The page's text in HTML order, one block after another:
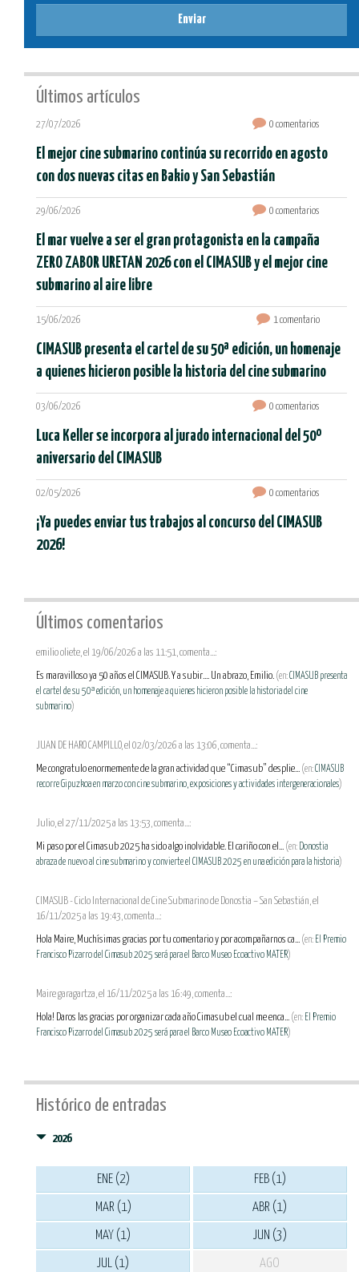
Enviar
Últimos artículos
27/07/2026 0 comentarios
El mejor cine submarino continúa su recorrido en agosto
con dos nuevas citas en Bakio y San Sebastián
29/06/2026 0 comentarios
El mar vuelve a ser el gran protagonista en la campaña
ZERO ZABOR URETAN 2026 con el CIMASUB y el mejor cine
submarino al aire libre
15/06/2026 1 comentario
CIMASUB presenta el cartel de su 50ª edición, un homenaje
a quienes hicieron posible la historia del cine submarino
03/06/2026 0 comentarios
Luca Keller se incorpora al jurado internacional del 50º
aniversario del CIMASUB
02/05/2026 0 comentarios
¡Ya puedes enviar tus trabajos al concurso del CIMASUB
2026!
Últimos comentarios
emilio oliete, el 19/06/2026 a las 11:51, comenta...:
Es maravilloso ya 50 años el CIMASUB. Y a subir.... Un abrazo, Emilio. (en:CIMASUB presenta
el cartel de su 50ª edición, un homenaje a quienes hicieron posible la historia del cine
submarino)
JUAN DE HARO CAMPILLO, el 02/03/2026 a las 13:06, comenta...:
Me congratulo enormemente de la gran actividad que “Cimasub” desplie... (en:CIMASUB
recorre Gipuzkoa en marzo con cine submarino, exposiciones y actividades intergeneracionales)
Julio, el 27/11/2025 a las 13:53, comenta...:
Mi paso por el Cimasub 2025 ha sido algo inolvidable. El cariño con el... (en: Donostia
abraza de nuevo al cine submarino y convierte el CIMASUB 2025 en una edición para la historia)
CIMASUB - Ciclo Internacional de Cine Submarino de Donostia – San Sebastián, el
16/11/2025 a las 19:43, comenta...:
Hola Maire, Muchísimas gracias por tu comentario y por acompañarnos ca... (en: El Premio
Francisco Pizarro del Cimasub 2025 será para el Barco Museo Ecoactivo MATER)
Maire garagartza, el 16/11/2025 a las 16:49, comenta...:
Hola! Daros las gracias por organizar cada año Cimasub el cual me enca... (en: El Premio
Francisco Pizarro del Cimasub 2025 será para el Barco Museo Ecoactivo MATER)
Histórico de entradas
2026
ENE (2) FEB (1)
MAR (1) ABR (1)
MAY (1) JUN (3)
JUL (1) AGO